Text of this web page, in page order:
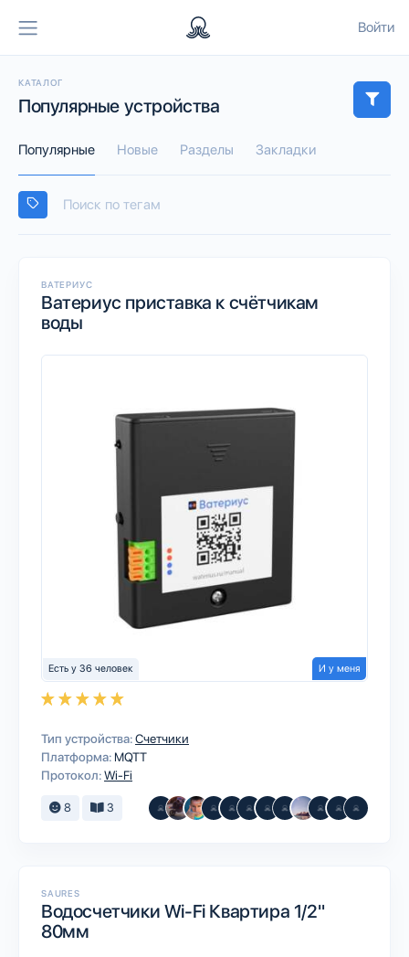
Войти
КАТАЛОГ
Популярные устройства
Популярные Новые Разделы Закладки
ВАТЕРИУС
Ватериус приставка к счётчикам
воды
Есть у 36 человек И у меня
Тип устройства:Счетчики
Платформа: MQTT
Протокол:Wi-Fi
8 3
SAURES
Водосчетчики Wi-Fi Квартира 1/2"
80мм